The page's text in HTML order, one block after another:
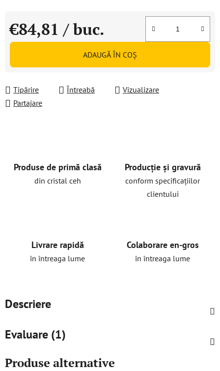
€84,81 / buc.
Evaluare preţ:
ADAUGĂ ÎN COŞ
Tipărire Întreabă
Vizualizare
Partajare
Produse de primă clasă
din cristal ceh
Producție și gravură
conform specificațiilor
clientului
Livrare rapidă
în întreaga lume
Colaborare en-gros
în întreaga lume
Descriere
Evaluare (1)
Produse alternative